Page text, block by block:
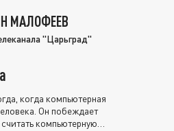
МАЛОФЕЕВ
"Царьград"
когда компьютерная
Он побеждает
компьютерную